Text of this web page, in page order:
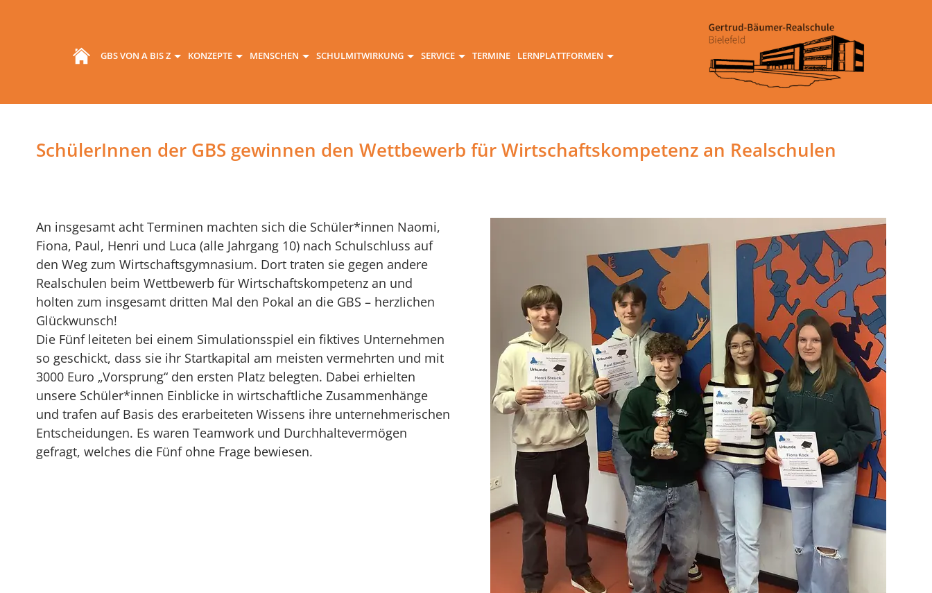
GBS VON A BIS Z KONZEPTE MENSCHEN SCHULMITWIRKUNG SERVICE TERMINE LERNPLATTFORMEN
SchülerInnen der GBS gewinnen den Wettbewerb für Wirtschaftskompetenz an Realschulen
An insgesamt acht Terminen machten sich die Schüler*innen Naomi,
Fiona, Paul, Henri und Luca (alle Jahrgang 10) nach Schulschluss auf
den Weg zum Wirtschaftsgymnasium. Dort traten sie gegen andere
Realschulen beim Wettbewerb für Wirtschaftskompetenz an und
holten zum insgesamt dritten Mal den Pokal an die GBS – herzlichen
Glückwunsch!
Die Fünf leiteten bei einem Simulationsspiel ein fiktives Unternehmen
so geschickt, dass sie ihr Startkapital am meisten vermehrten und mit
3000 Euro „Vorsprung“ den ersten Platz belegten. Dabei erhielten
unsere Schüler*innen Einblicke in wirtschaftliche Zusammenhänge
und trafen auf Basis des erarbeiteten Wissens ihre unternehmerischen
Entscheidungen. Es waren Teamwork und Durchhaltevermögen
gefragt, welches die Fünf ohne Frage bewiesen.